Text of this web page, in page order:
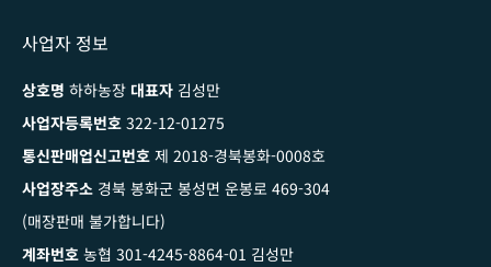
사업자 정보
상호명 하하농장 대표자 김성만
사업자등록번호 322-12-01275
통신판매업신고번호 제 2018-경북봉화-0008호
사업장주소 경북 봉화군 봉성면 운봉로 469-304
(매장판매 불가합니다)
계좌번호 농협 301-4245-8864-01 김성만